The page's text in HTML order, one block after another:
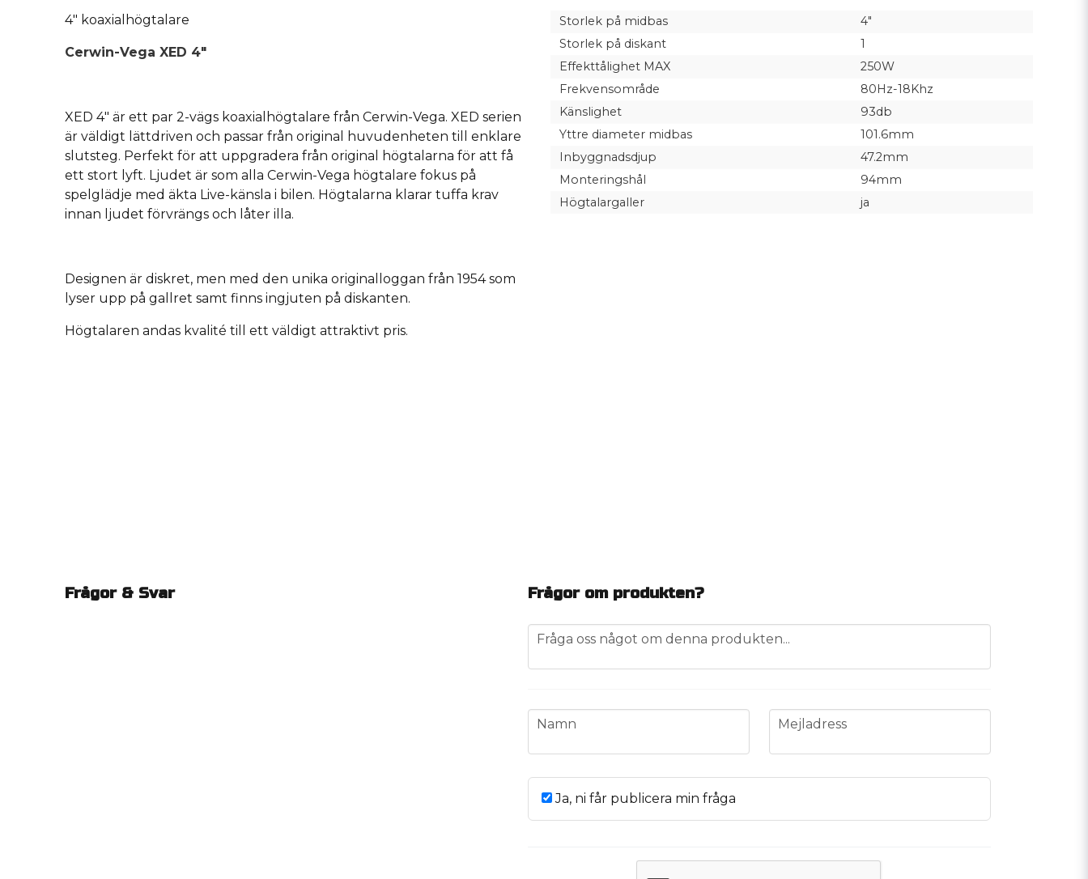
4" koaxialhögtalare
Cerwin-Vega XED 4"
XED 4" är ett par 2-vägs koaxialhögtalare från Cerwin-Vega. XED serien
är väldigt lättdriven och passar från original huvudenheten till enklare
slutsteg. Perfekt för att uppgradera från original högtalarna för att få
ett stort lyft. Ljudet är som alla Cerwin-Vega högtalare fokus på
spelglädje med äkta Live-känsla i bilen. Högtalarna klarar tuffa krav
innan ljudet förvrängs och låter illa.
Designen är diskret, men med den unika originalloggan från 1954 som
lyser upp på gallret samt finns ingjuten på diskanten.
Högtalaren andas kvalité till ett väldigt attraktivt pris.
Storlek på midbas
4"
Storlek på diskant
1
Effekttålighet MAX
250W
Frekvensområde
80Hz-18Khz
Känslighet
93db
Yttre diameter midbas
101.6mm
Inbyggnadsdjup
47.2mm
Monteringshål
94mm
Högtalargaller
ja
Frågor & Svar Frågor om produkten?
question
Fråga oss något om denna produkten...
name
Namn email
Mejladress
Ja, ni får publicera min fråga